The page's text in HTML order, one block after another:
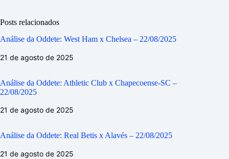
Posts relacionados
Análise da Oddete: West Ham x Chelsea – 22/08/2025
21 de agosto de 2025
Análise da Oddete: Athletic Club x Chapecoense-SC –
22/08/2025
21 de agosto de 2025
Análise da Oddete: Real Betis x Alavés – 22/08/2025
21 de agosto de 2025